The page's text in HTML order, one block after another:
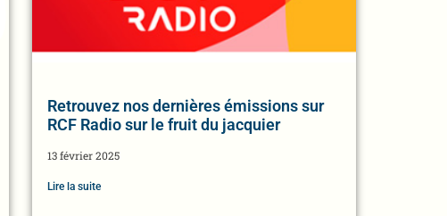
Retrouvez nos dernières émissions sur
RCF Radio sur le fruit du jacquier
13 février 2025
Lire la suite